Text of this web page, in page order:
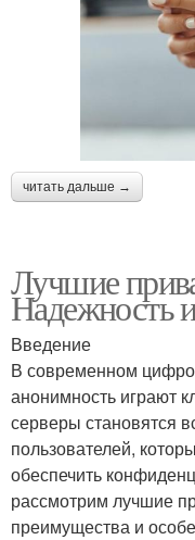
читать дальше →
Лучшие
Надежность
Введение
В современном
анонимность играют
серверы становятся
пользователей,
обеспечить
рассмотрим лучшие
преимущества и